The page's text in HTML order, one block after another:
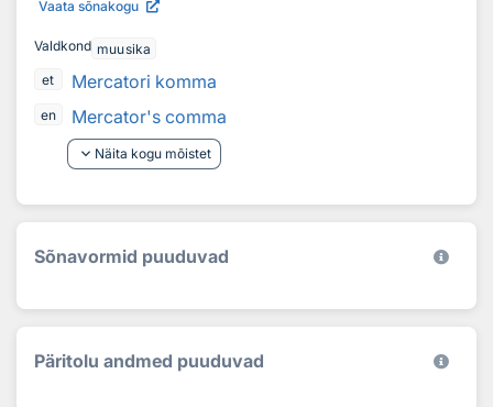
Vaata sõnakogu
Valdkond muusika
et
Mercatori komma
en
Mercator's comma
keyboard_arrow_down Näita kogu mõistet
Sõnavormid puuduvad
Päritolu andmed puuduvad